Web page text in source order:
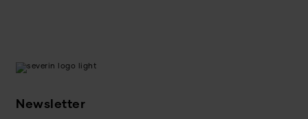
Newsletter